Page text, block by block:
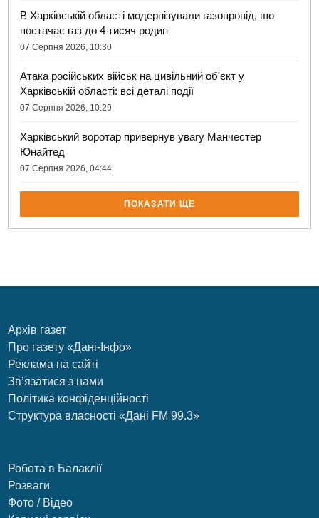
В Харківській області модернізували газопровід, що
постачає газ до 4 тисяч родин
07 Серпня 2026, 10:30
Атака російських військ на цивільний об'єкт у
Харківській області: всі деталі події
07 Серпня 2026, 10:29
Харківський воротар привернув увагу Манчестер
Юнайтед
07 Серпня 2026, 04:44
ПОКАЗАТИ ЩЕ
Архів газет
Про газету «Дані-Інфо»
Реклама на сайті
Зв’язатися з нами
Політика конфіденційності
Структура власності «Дані FM 99.3»
Робота в Балаклії
Розваги
Фото / Відео